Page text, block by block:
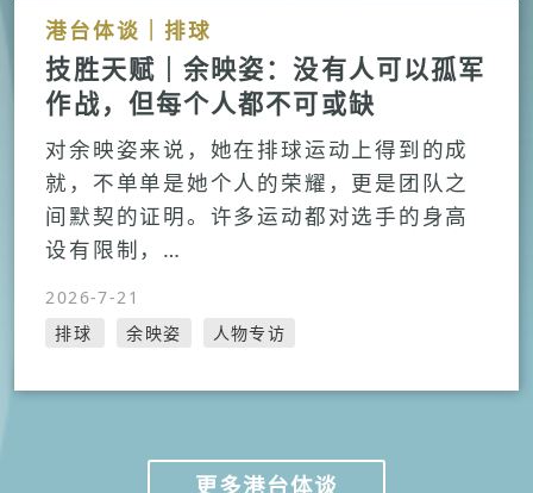
港台体谈｜排球
技胜天赋｜余映姿：没有人可以孤军
作战，但每个人都不可或缺
对余映姿来说，她在排球运动上得到的成
就，不单单是她个人的荣耀，更是团队之
间默契的证明。许多运动都对选手的身高
设有限制，…
2026-7-21
排球
余映姿 人物专访
更多港台体谈